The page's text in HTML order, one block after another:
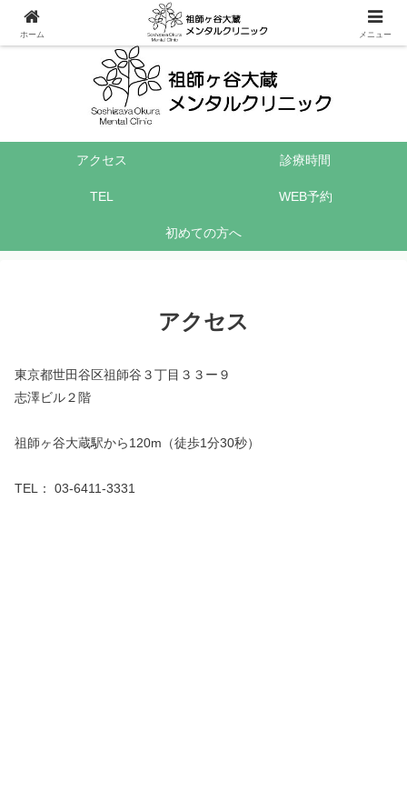
小田急線の祖師ヶ谷大蔵駅から徒歩1分30秒の心療内科・精神科
アクセス 診療時間
TEL WEB予約
初めての方へ
アクセス
東京都世田谷区祖師谷３丁目３３ー９
志澤ビル２階
祖師ヶ谷大蔵駅から120m（徒歩1分30秒）
TEL： 03-6411-3331
ホーム メニュー